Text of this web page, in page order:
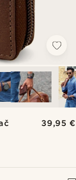
39,95 €